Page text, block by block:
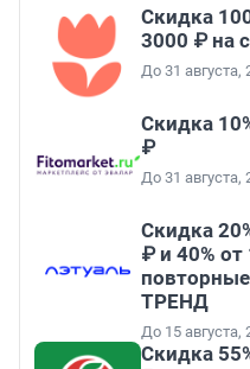
Скидка
3000 ₽ на
До 31 августа,
Скидка
₽
До 31 августа,
Скидка
₽ и 40%
ТРЕНД
До 15 августа,
Скидка